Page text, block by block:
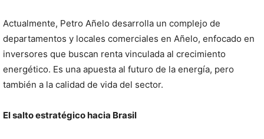
Actualmente, Petro Añelo desarrolla un complejo de
departamentos y locales comerciales en Añelo, enfocado en
inversores que buscan renta vinculada al crecimiento
energético. Es una apuesta al futuro de la energía, pero
también a la calidad de vida del sector.
El salto estratégico hacia Brasil